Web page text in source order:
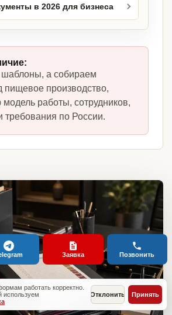
в 2026 для бизнеса
шаблоны, а собираем
пищевое производство,
работы, сотрудников,
по России.
работать корректно.
используем
Отклонить Принять
Заявка Позвонить